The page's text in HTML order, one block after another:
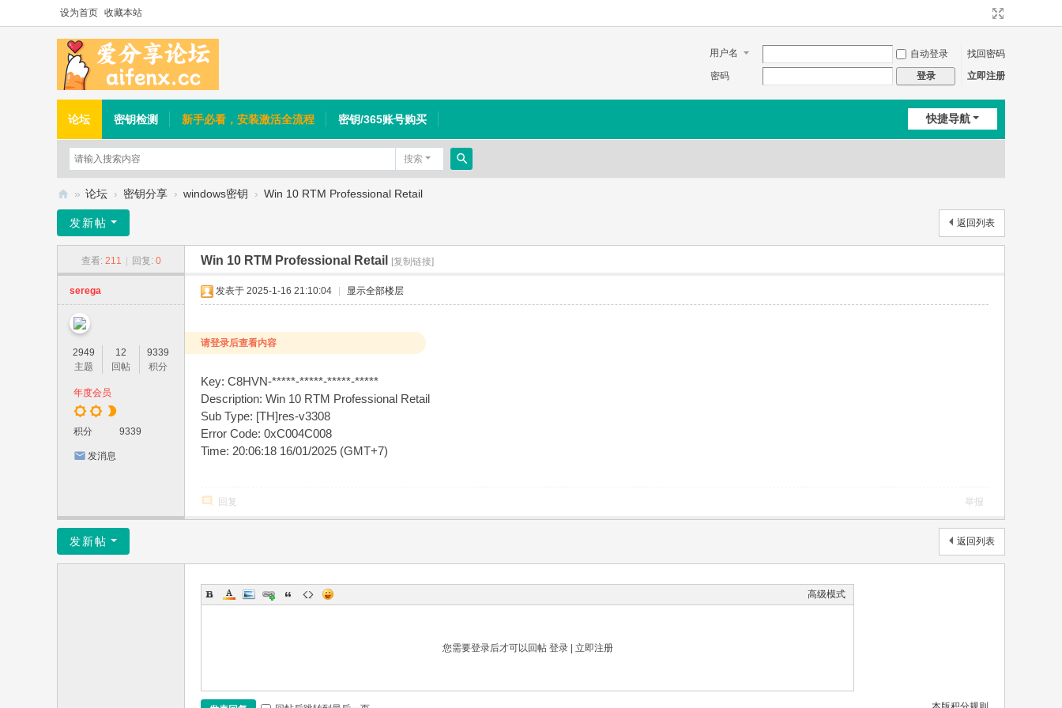
设为首页 收藏本站
用户名 自动登录
找回密码
密码
登录 立即注册
快捷导航
论坛 密钥检测 新手必看，安装激活全流程 密钥/365账号购买
搜索
搜
分
坛
» 论坛 › 密钥分享 › windows密钥 › Win 10 RTM Professional Retail
返回列表
发新帖
查看: 211 回复: 0 Win 10 RTM Professional Retail [复制链接]
serega
2949
主题
12
回帖
9339
积分
年度会员
积分 9339
发消息
发表于 2025-1-16 21:10:04 显示全部楼层
请登录后查看内容
Key: C8HVN-*****-*****-*****-*****
Description: Win 10 RTM Professional Retail
Sub Type: [TH]res-v3308
Error Code: 0xC004C008
Time: 20:06:18 16/01/2025 (GMT+7)
回复 举报
返回列表
发新帖
高级模式
您需要登录后才可以回帖 登录| 立即注册